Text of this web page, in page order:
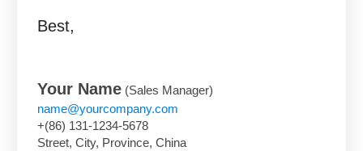
Best,
Your Name (Sales Manager)
name@yourcompany.com
+(86) 131-1234-5678
Street, City, Province, China